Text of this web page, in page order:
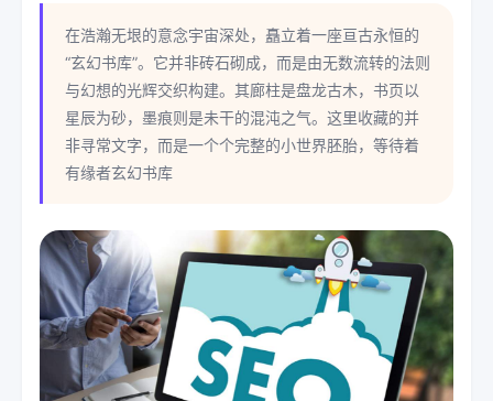
在浩瀚无垠的意念宇宙深处，矗立着一座亘古永恒的
“玄幻书库”。它并非砖石砌成，而是由无数流转的法则
与幻想的光辉交织构建。其廊柱是盘龙古木，书页以
星辰为砂，墨痕则是未干的混沌之气。这里收藏的并
非寻常文字，而是一个个完整的小世界胚胎，等待着
有缘者玄幻书库